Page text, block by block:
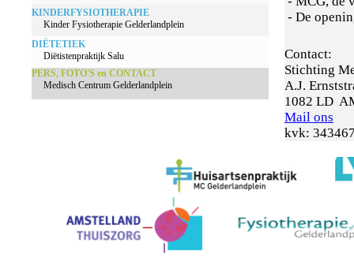
KINDERFYSIOTHERAPIE
Kinder Fysiotherapie Gelderlandplein
DIËTETIEK
Diëtistenpraktijk Salu
PERS, FOTO'S en CONTACT
Medisch Centrum Gelderlandplein
- De
Contact:
Stichting
A.J.
1082 LD
Mail ons
kvk: